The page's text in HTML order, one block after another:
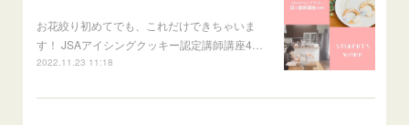
お花絞り初めてでも、これだけできちゃいま
す！ JSAアイシングクッキー認定講師講座4…
2022.11.23 11:18